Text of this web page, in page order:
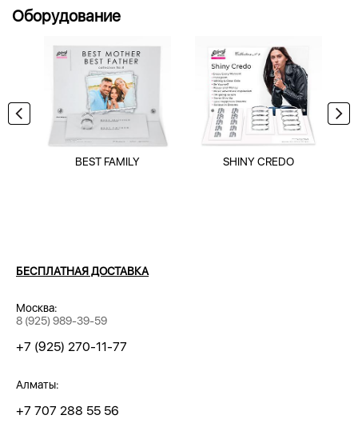
Оборудование
BEST FAMILY SHINY CREDO
БЕСПЛАТНАЯ ДОСТАВКА
Москва:
8 (925) 989-39-59
+7 (925) 270-11-77
Алматы:
+7 707 288 55 56